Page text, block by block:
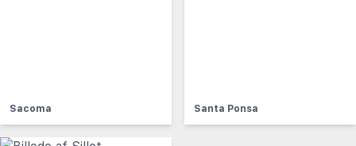
Sacoma Santa Ponsa